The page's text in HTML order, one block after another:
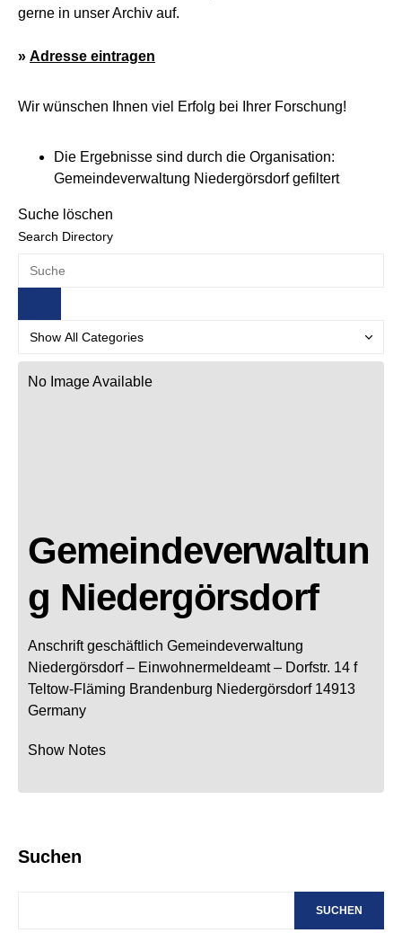
gerne in unser Archiv auf.
» Adresse eintragen
Wir wünschen Ihnen viel Erfolg bei Ihrer Forschung!
Die Ergebnisse sind durch die Organisation:
Gemeindeverwaltung Niedergörsdorf gefiltert
Suche löschen
Search Directory
No Image Available
Gemeindeverwaltun
g Niedergörsdorf
Anschrift geschäftlich Gemeindeverwaltung
Niedergörsdorf – Einwohnermeldeamt – Dorfstr. 14 f
Teltow-Fläming Brandenburg Niedergörsdorf 14913
Germany
Show Notes
Suchen
SUCHEN